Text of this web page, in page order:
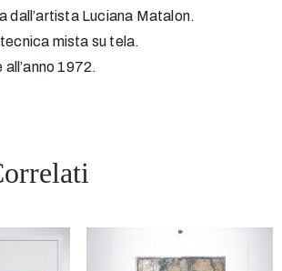
dall’artista Luciana Matalon.
mista su tela.
1972.